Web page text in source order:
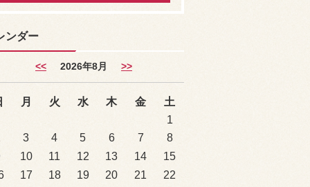
ンダー
<< 2026年8月 >>
月 火 水 木 金
土
1
3 4 5 6 7
8
10 11 12 13 14
15
17 18 19 20 21
22